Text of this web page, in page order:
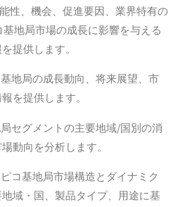
性、機会、促進要因、業界特有の
地局市場の成長に影響を与える
提供します。
地局の成長動向、将来展望、市
を提供します。
セグメントの主要地域/国別の消
動向を分析します。
コ基地局市場構造とダイナミク
域・国、製品タイプ、用途に基